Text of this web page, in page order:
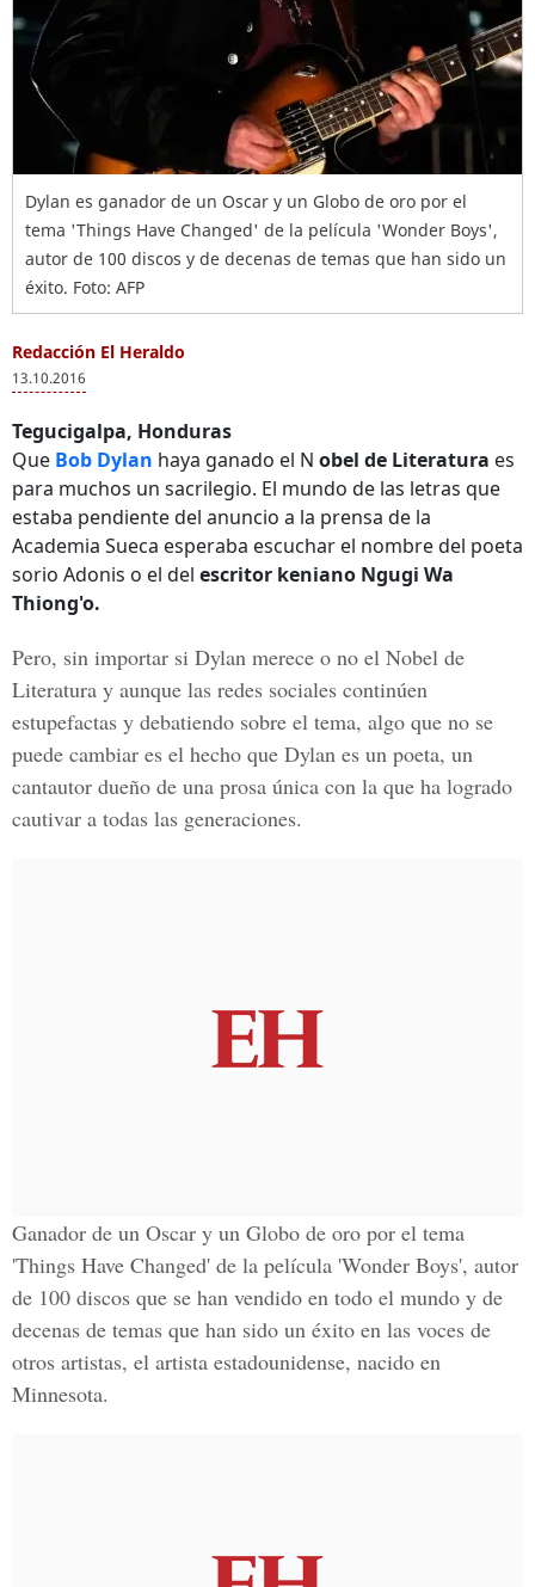
Dylan es ganador de un Oscar y un Globo de oro por el
tema 'Things Have Changed' de la película 'Wonder Boys',
autor de 100 discos y de decenas de temas que han sido un
éxito. Foto: AFP
Redacción El Heraldo
13.10.2016
Tegucigalpa, Honduras
Que Bob Dylan haya ganado el N obel de Literatura es
para muchos un sacrilegio. El mundo de las letras que
estaba pendiente del anuncio a la prensa de la
Academia Sueca esperaba escuchar el nombre del poeta
sorio Adonis o el del escritor keniano Ngugi Wa
Thiong'o.
Pero, sin importar si Dylan merece o no el Nobel de
Literatura y aunque las redes sociales continúen
estupefactas y debatiendo sobre el tema, algo que no se
puede cambiar es el hecho que Dylan es un poeta, un
cantautor dueño de una prosa única con la que ha logrado
cautivar a todas las generaciones.
Ganador de un Oscar y un Globo de oro por el tema
'Things Have Changed' de la película 'Wonder Boys', autor
de 100 discos que se han vendido en todo el mundo y de
decenas de temas que han sido un éxito en las voces de
otros artistas, el artista estadounidense, nacido en
Minnesota.